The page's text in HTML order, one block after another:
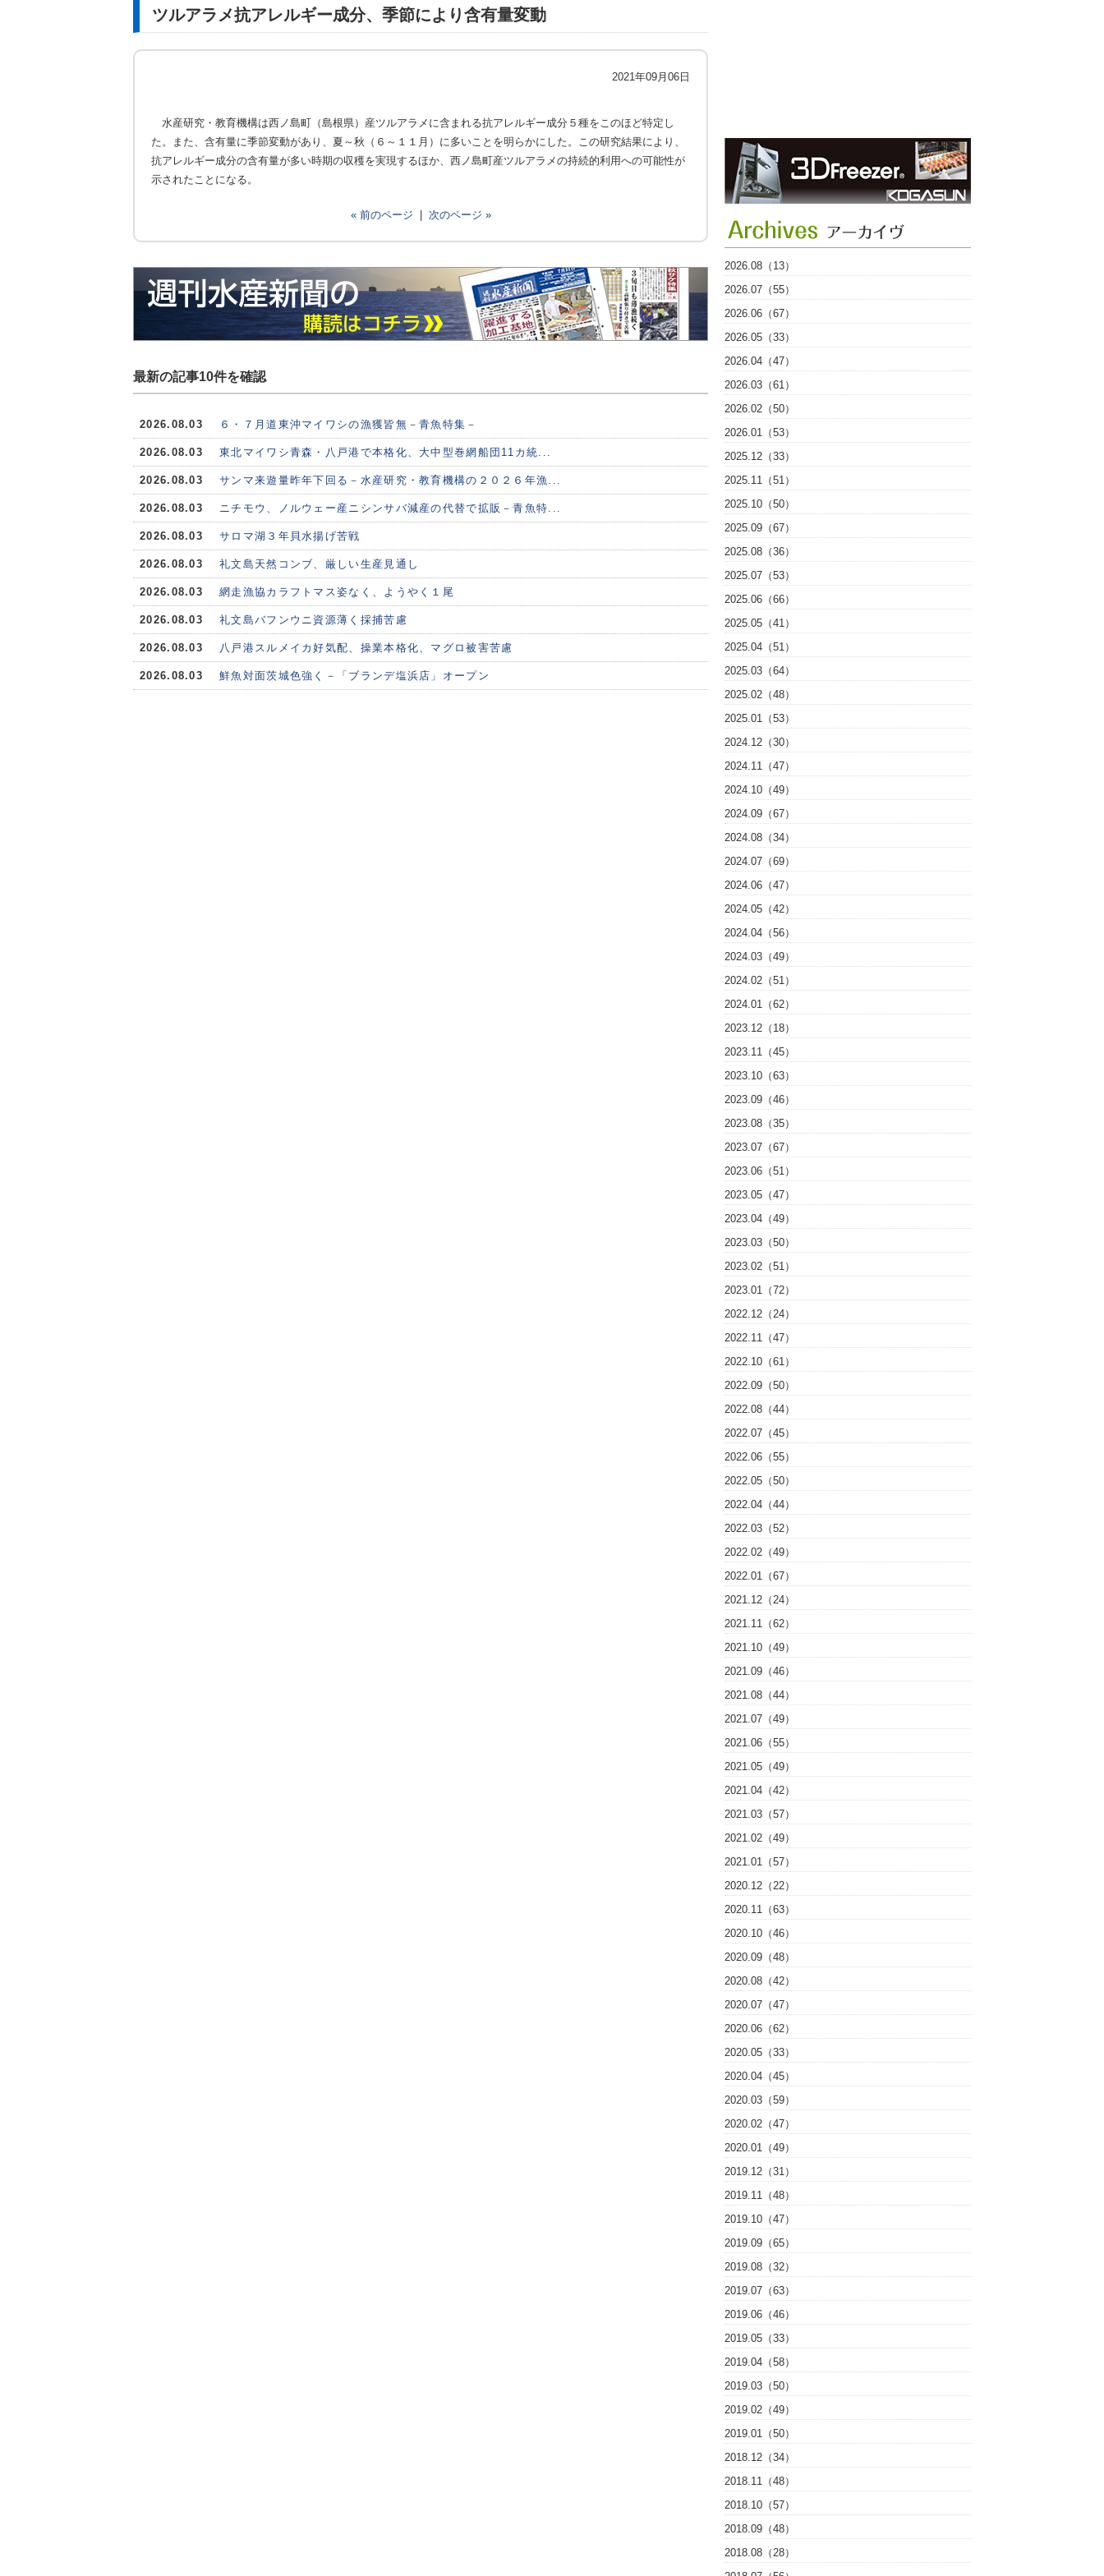
ツルアラメ抗アレルギー成分、季節により含有量変動
2021年09月06日
水産研究・教育機構は西ノ島町（島根県）産ツルアラメに含まれる抗アレルギー成分５種をこのほど特定し
た。また、含有量に季節変動があり、夏～秋（６～１１月）に多いことを明らかにした。この研究結果により、
抗アレルギー成分の含有量が多い時期の収穫を実現するほか、西ノ島町産ツルアラメの持続的利用への可能性が
示されたことになる。
« 前のページ 次のページ »
最新の記事10件を確認
2026.08.03 ６・７月道東沖マイワシの漁獲皆無－青魚特集－
2026.08.03 東北マイワシ青森・八戸港で本格化、大中型巻網船団11カ統...
2026.08.03 サンマ来遊量昨年下回る－水産研究・教育機構の２０２６年漁...
2026.08.03 ニチモウ、ノルウェー産ニシンサバ減産の代替で拡販－青魚特...
2026.08.03 サロマ湖３年貝水揚げ苦戦
2026.08.03 礼文島天然コンブ、厳しい生産見通し
2026.08.03 網走漁協カラフトマス姿なく、ようやく１尾
2026.08.03 礼文島バフンウニ資源薄く採捕苦慮
2026.08.03 八戸港スルメイカ好気配、操業本格化、マグロ被害苦慮
2026.08.03 鮮魚対面茨城色強く－「ブランデ塩浜店」オープン
2026.08（13）
2026.07（55）
2026.06（67）
2026.05（33）
2026.04（47）
2026.03（61）
2026.02（50）
2026.01（53）
2025.12（33）
2025.11（51）
2025.10（50）
2025.09（67）
2025.08（36）
2025.07（53）
2025.06（66）
2025.05（41）
2025.04（51）
2025.03（64）
2025.02（48）
2025.01（53）
2024.12（30）
2024.11（47）
2024.10（49）
2024.09（67）
2024.08（34）
2024.07（69）
2024.06（47）
2024.05（42）
2024.04（56）
2024.03（49）
2024.02（51）
2024.01（62）
2023.12（18）
2023.11（45）
2023.10（63）
2023.09（46）
2023.08（35）
2023.07（67）
2023.06（51）
2023.05（47）
2023.04（49）
2023.03（50）
2023.02（51）
2023.01（72）
2022.12（24）
2022.11（47）
2022.10（61）
2022.09（50）
2022.08（44）
2022.07（45）
2022.06（55）
2022.05（50）
2022.04（44）
2022.03（52）
2022.02（49）
2022.01（67）
2021.12（24）
2021.11（62）
2021.10（49）
2021.09（46）
2021.08（44）
2021.07（49）
2021.06（55）
2021.05（49）
2021.04（42）
2021.03（57）
2021.02（49）
2021.01（57）
2020.12（22）
2020.11（63）
2020.10（46）
2020.09（48）
2020.08（42）
2020.07（47）
2020.06（62）
2020.05（33）
2020.04（45）
2020.03（59）
2020.02（47）
2020.01（49）
2019.12（31）
2019.11（48）
2019.10（47）
2019.09（65）
2019.08（32）
2019.07（63）
2019.06（46）
2019.05（33）
2019.04（58）
2019.03（50）
2019.02（49）
2019.01（50）
2018.12（34）
2018.11（48）
2018.10（57）
2018.09（48）
2018.08（28）